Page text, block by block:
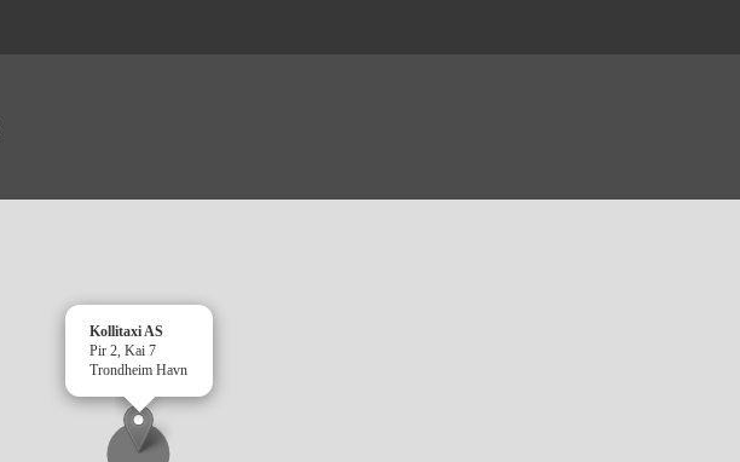
Kollitaxi AS
Pir 2, Kai 7
Trondheim Havn